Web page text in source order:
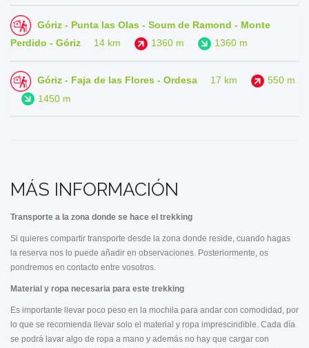
Góriz - Punta las Olas - Soum de Ramond - Monte
Perdido - Góriz
14 km 1360 m 1360 m
Góriz - Faja de las Flores - Ordesa 17 km
550 m
1450 m
MÁS INFORMACIÓN
Transporte a la zona donde se hace el trekking
Si quieres compartir transporte desde la zona donde reside, cuando hagas
la reserva nos lo puede añadir en observaciones. Posteriormente, os
pondremos en contacto entre vosotros.
Material y ropa necesaria para este trekking
Es importante llevar poco peso en la mochila para andar con comodidad, por
lo que se recomienda llevar solo el material y ropa imprescindible. Cada día
se podrá lavar algo de ropa a mano y además no hay que cargar con